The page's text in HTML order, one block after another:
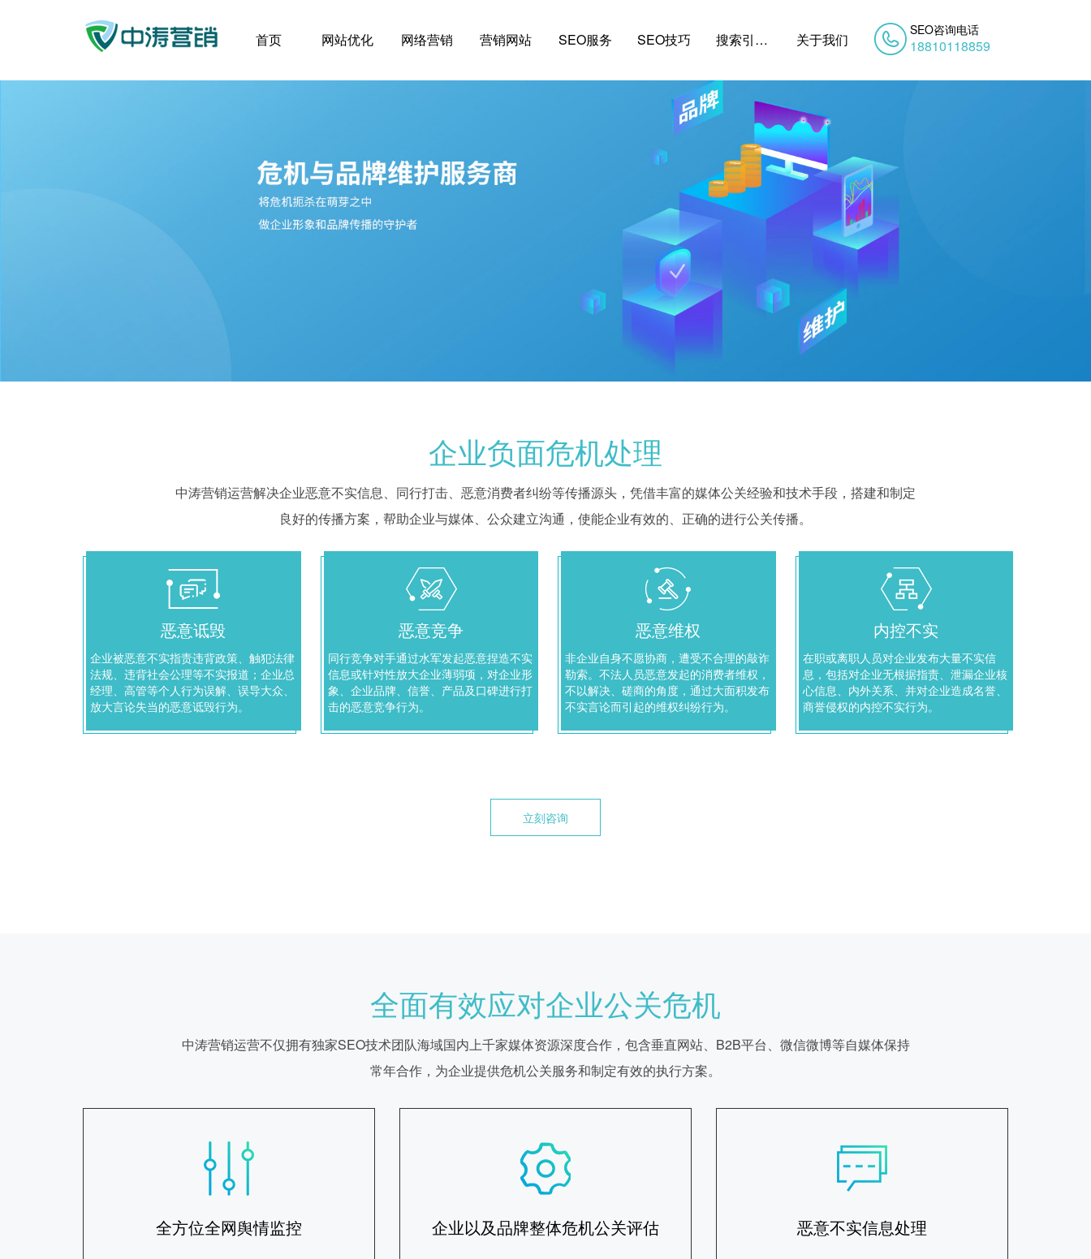
首页 网站优化 网络营销 营销网站 SEO服务 SEO技巧 搜索引擎优化 关于我们
SEO咨询电话
18810118859
企业负面危机处理
中涛营销运营解决企业恶意不实信息、同行打击、恶意消费者纠纷等传播源头，凭借丰富的媒体公关经验和技术手段，搭建和制定
良好的传播方案，帮助企业与媒体、公众建立沟通，使能企业有效的、正确的进行公关传播。
恶意诋毁
企业被恶意不实指责违背政策、触犯法律
法规、违背社会公理等不实报道；企业总
经理、高管等个人行为误解、误导大众、
放大言论失当的恶意诋毁行为。
恶意竞争
同行竞争对手通过水军发起恶意捏造不实
信息或针对性放大企业薄弱项，对企业形
象、企业品牌、信誉、产品及口碑进行打
击的恶意竞争行为。
恶意维权
非企业自身不愿协商，遭受不合理的敲诈
勒索。不法人员恶意发起的消费者维权，
不以解决、磋商的角度，通过大面积发布
不实言论而引起的维权纠纷行为。
内控不实
在职或离职人员对企业发布大量不实信
息，包括对企业无根据指责、泄漏企业核
心信息、内外关系、并对企业造成名誉、
商誉侵权的内控不实行为。
立刻咨询
全面有效应对企业公关危机
中涛营销运营不仅拥有独家SEO技术团队海域国内上千家媒体资源深度合作，包含垂直网站、B2B平台、微信微博等自媒体保持
常年合作，为企业提供危机公关服务和制定有效的执行方案。
全方位全网舆情监控 企业以及品牌整体危机公关评估 恶意不实信息处理